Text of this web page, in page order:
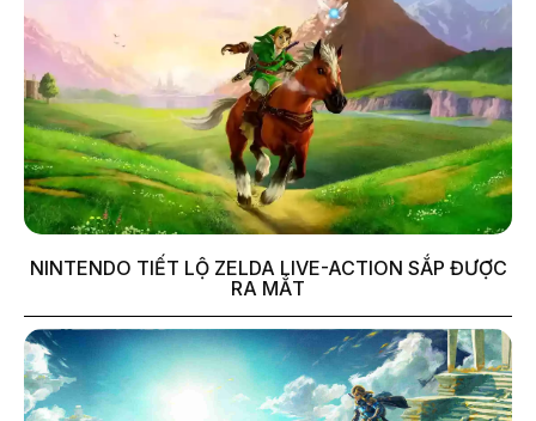
NINTENDO TIẾT LỘ ZELDA LIVE-ACTION SẮP ĐƯỢC
RA MẮT